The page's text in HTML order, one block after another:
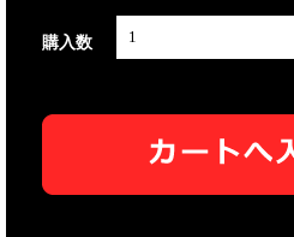
購入数